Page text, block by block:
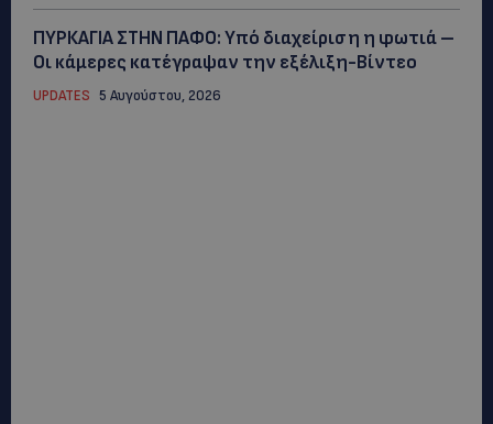
ΠΥΡΚΑΓΙΑ ΣΤΗΝ ΠΑΦΟ: Υπό διαχείριση η φωτιά –
Οι κάμερες κατέγραψαν την εξέλιξη-Βίντεο
UPDATES 5 Αυγούστου, 2026